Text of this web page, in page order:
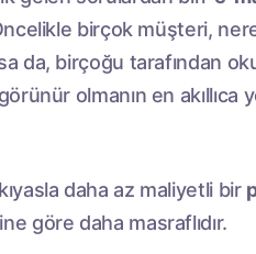
birçok müşteri,
da, birçoğu tarafından
olmanın en akıllıca
daha az maliyetli bir
göre daha masraflıdır.